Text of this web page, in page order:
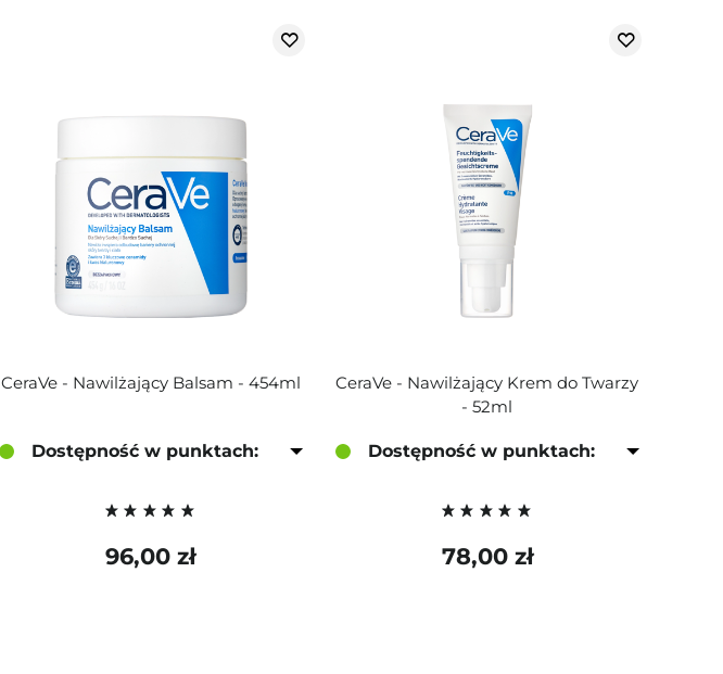
CeraVe - Nawilżający Balsam - 454ml
Dostępność w punktach:
96,00 zł
CeraVe - Nawilżający Krem do Twarzy
- 52ml
Dostępność w punktach:
78,00 zł